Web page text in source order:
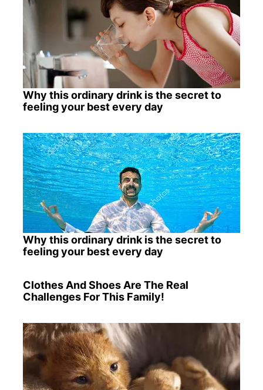
Why this ordinary drink is the secret to
feeling your best every day
Why this ordinary drink is the secret to
feeling your best every day
Clothes And Shoes Are The Real
Challenges For This Family!